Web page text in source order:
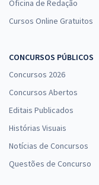
Oficina de Redação
Cursos Online Gratuitos
CONCURSOS PÚBLICOS
Concursos 2026
Concursos Abertos
Editais Publicados
Histórias Visuais
Notícias de Concursos
Questões de Concurso